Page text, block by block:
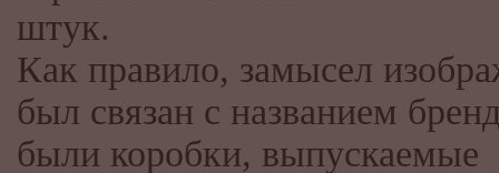
штук.
Как правило, замысел
был связан с названием
были коробки, выпускаемые